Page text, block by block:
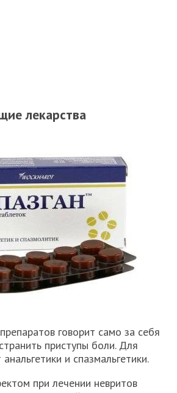
лекарства
говорит само за себя
приступы боли. Для
и спазмальгетики.
при лечении невритов